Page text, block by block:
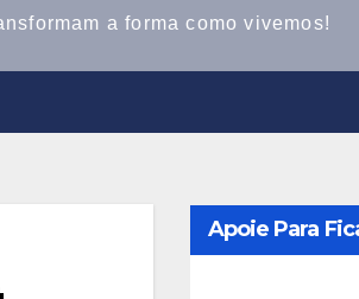
a forma como vivemos!
Apoie Para